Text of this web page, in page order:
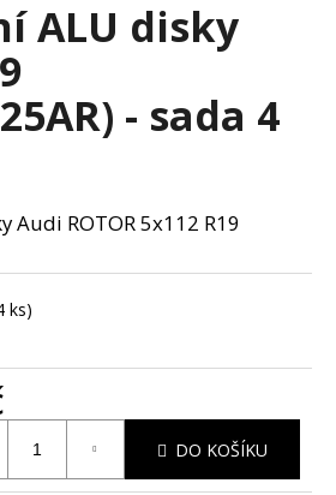
ALU disky
- sada 4
Audi ROTOR 5x112 R19
ks)
DO KOŠÍKU